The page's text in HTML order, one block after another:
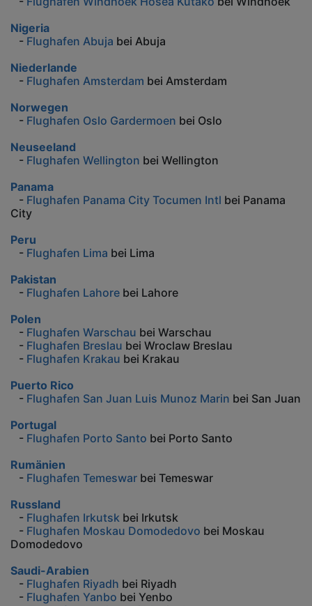
Nigeria
- Flughafen Abuja bei Abuja
Niederlande
- Flughafen Amsterdam bei Amsterdam
Norwegen
- Flughafen Oslo Gardermoen bei Oslo
Neuseeland
- Flughafen Wellington bei Wellington
Panama
- Flughafen Panama City Tocumen Intl bei Panama
City
Peru
- Flughafen Lima bei Lima
Pakistan
- Flughafen Lahore bei Lahore
Polen
- Flughafen Warschau bei Warschau
- Flughafen Breslau bei Wroclaw Breslau
- Flughafen Krakau bei Krakau
Puerto Rico
- Flughafen San Juan Luis Munoz Marin bei San Juan
Portugal
- Flughafen Porto Santo bei Porto Santo
Rumänien
- Flughafen Temeswar bei Temeswar
Russland
- Flughafen Irkutsk bei Irkutsk
- Flughafen Moskau Domodedovo bei Moskau
Domodedovo
Saudi-Arabien
- Flughafen Riyadh bei Riyadh
- Flughafen Yanbo bei Yenbo